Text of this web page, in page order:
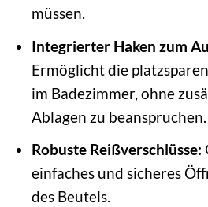
müssen.
Integrierter Haken zum
Ermöglicht die
im Badezimmer, ohne
Ablagen zu beanspruchen.
Robuste Reißverschlüsse:
einfaches und sicheres
des Beutels.